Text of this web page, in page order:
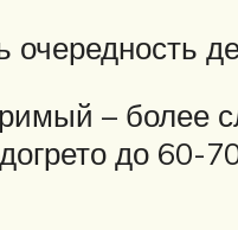
– более
до 60-